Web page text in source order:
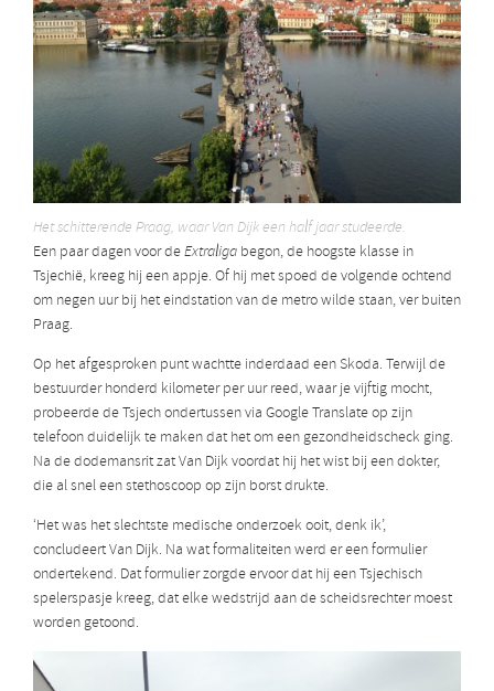
Het schitterende Praag, waar Van Dijk een half jaar studeerde.
Een paar dagen voor deExtraliga begon, de hoogste klasse in
Tsjechië, kreeg hij een appje. Of hij met spoed de volgende ochtend
om negen uur bij het eindstation van de metro wilde staan, ver buiten
Praag.
Op het afgesproken punt wachtte inderdaad een Skoda. Terwijl de
bestuurder honderd kilometer per uur reed, waar je vijftig mocht,
probeerde de Tsjech ondertussen via Google Translate op zijn
telefoon duidelijk te maken dat het om een gezondheidscheck ging.
Na de dodemansrit zat Van Dijk voordat hij het wist bij een dokter,
die al snel een stethoscoop op zijn borst drukte.
‘Het was het slechtste medische onderzoek ooit, denk ik’,
concludeert Van Dijk. Na wat formaliteiten werd er een formulier
ondertekend. Dat formulier zorgde ervoor dat hij een Tsjechisch
spelerspasje kreeg, dat elke wedstrijd aan de scheidsrechter moest
worden getoond.